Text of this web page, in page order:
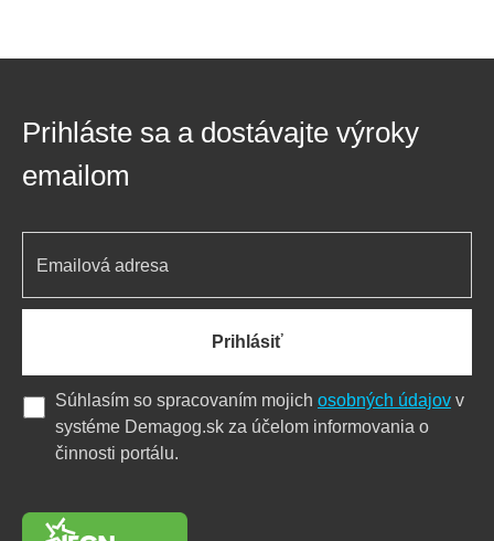
Prihláste sa a dostávajte výroky
emailom
Prihlásiť
Súhlasím so spracovaním mojich osobných údajov v
systéme Demagog.sk za účelom informovania o
činnosti portálu.